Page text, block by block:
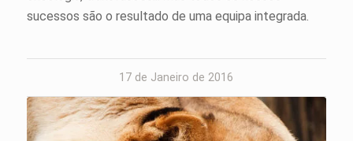
sucessos são o resultado de uma equipa integrada.
17 de Janeiro de 2016